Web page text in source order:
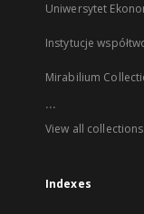
Uniwersytet
Instytucje
Mirabilium
...
View all collections
Indexes